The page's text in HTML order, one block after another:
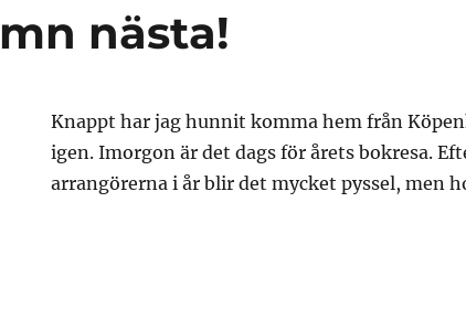
nästa!
Knappt har jag hunnit komma hem från
igen. Imorgon är det dags för årets bokresa.
arrangörerna i år blir det mycket pyssel, men